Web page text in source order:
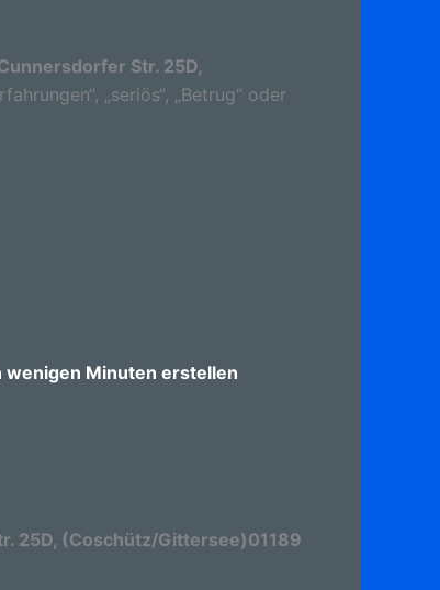
Str. 25D,
„seriös“, „Betrug“ oder
wenigen Minuten erstellen
25D, (Coschütz/Gittersee)01189